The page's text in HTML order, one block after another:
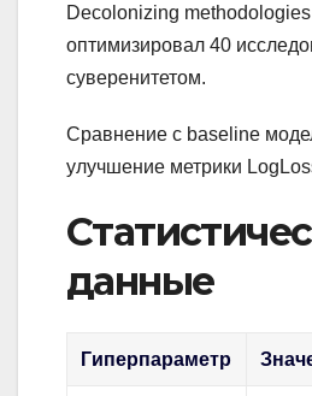
Decolonizing
оптимизировал 40
суверенитетом.
Сравнение с baseline
улучшение метрики
данные
Гиперпараметр